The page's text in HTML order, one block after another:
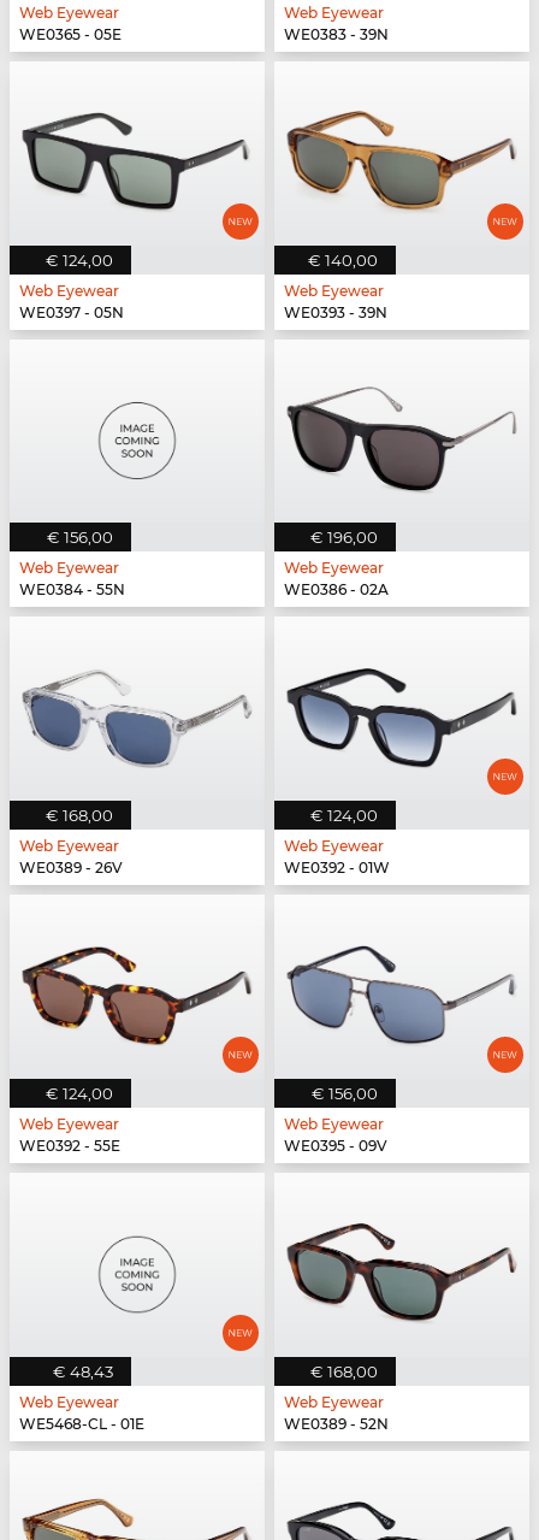
Web Eyewear
WE0365 - 05E
Web Eyewear
WE0383 - 39N
€ 124,00
Web Eyewear
WE0397 - 05N
€ 140,00
Web Eyewear
WE0393 - 39N
€ 156,00
Web Eyewear
WE0384 - 55N
€ 196,00
Web Eyewear
WE0386 - 02A
€ 168,00
Web Eyewear
WE0389 - 26V
€ 124,00
Web Eyewear
WE0392 - 01W
€ 124,00
Web Eyewear
WE0392 - 55E
€ 156,00
Web Eyewear
WE0395 - 09V
€ 48,43
Web Eyewear
WE5468-CL - 01E
€ 168,00
Web Eyewear
WE0389 - 52N